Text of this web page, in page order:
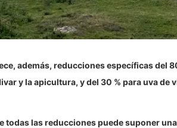
además, reducciones específicas del
y la apicultura, y del 30 % para uva
todas las reducciones puede suponer